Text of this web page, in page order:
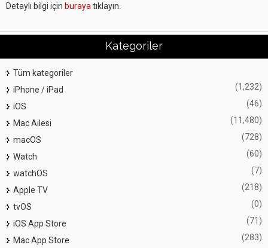
Detaylı bilgi için buraya tıklayın.
Kategoriler
Tüm kategoriler
iPhone / iPad
(1,232)
iOS (46)
Mac Ailesi (11,480)
macOS (728)
Watch (60)
watchOS (7)
Apple TV (218)
tvOS (0)
iOS App Store (71)
Mac App Store (283)